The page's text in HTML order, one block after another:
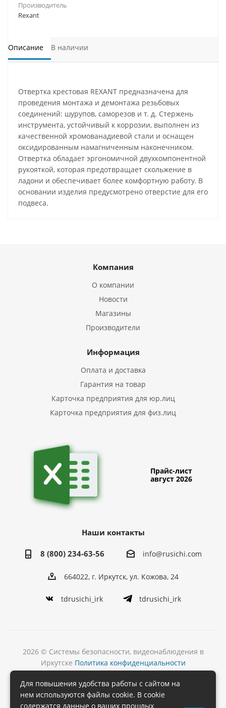
Производитель
Rexant
Описание В наличии
Отвертка крестовая REXANT предназначена для
проведения монтажа и демонтажа резьбовых
соединений: шурупов, саморезов и т. д. Стержень
инструмента, устойчивый к коррозии, выполнен из
качественной хромованадиевой стали и оснащен
оксидированным намагниченным наконечником.
Отвертка обладает эргономичной двухкомпонентной
рукояткой, которая предотвращает скольжение в
ладони и обеспечивает более комфортную работу. В
основании изделия предусмотрено отверстие для его
подвеса.
Компания
О компании
Новости
Магазины
Производители
Информация
Оплата и доставка
Гарантия на товар
Карточка предприятия для юр.лиц
Карточка предприятия для физ.лиц
Прайс-лист
август 2026
Наши контакты
8 (800) 234-63-56 info@rusichi.com
664022, г. Иркутск, ул. Кожова, 24
tdrusichi_irk tdrusichi_irk
2026 © Системы безопасности, видеонаблюдения в
Иркутске Политика конфиденциальности
Разработка
и поддержка сайта
Для повышения удобства работы с сайтом на
нем используются файлы cookie. В cookie
содержатся данные о ваших прошлых